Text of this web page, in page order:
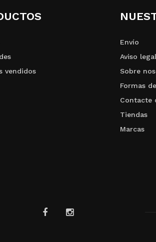
vendidos
Envío
Aviso legal
Sobre
Formas
Contacte
Tiendas
Marcas